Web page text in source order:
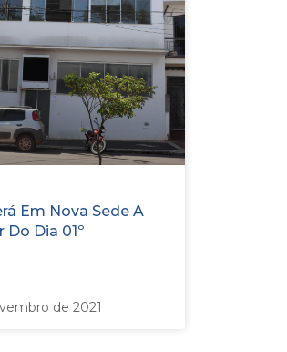
Em Nova Sede A
Do Dia 01º
de 2021